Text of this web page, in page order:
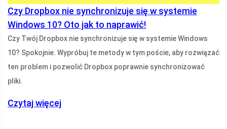
Czy Dropbox nie synchronizuje się w systemie
Windows 10? Oto jak to naprawić!
Czy Twój Dropbox nie synchronizuje się w systemie Windows
10? Spokojnie. Wypróbuj te metody w tym poście, aby rozwiązać
ten problem i pozwolić Dropbox poprawnie synchronizować
pliki.
Czytaj więcej